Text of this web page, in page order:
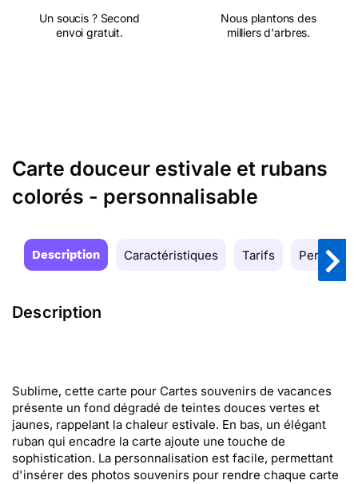
Un soucis ? Second
envoi gratuit.
Nous plantons des
milliers d'arbres.
Carte douceur estivale et rubans
colorés - personnalisable
Description Caractéristiques Tarifs
Description
Sublime, cette carte pour Cartes souvenirs de vacances
présente un fond dégradé de teintes douces vertes et
jaunes, rappelant la chaleur estivale. En bas, un élégant
ruban qui encadre la carte ajoute une touche de
sophistication. La personnalisation est facile, permettant
d'insérer des photos souvenirs pour rendre chaque carte